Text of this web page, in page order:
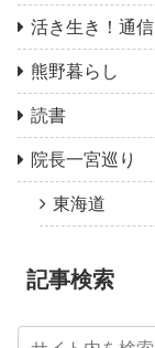
活き生き！通信
熊野暮らし
読書
院長一宮巡り
東海道
記事検索